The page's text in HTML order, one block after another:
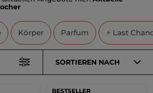
Körper Parfum ⚡ Last
SORTIEREN NACH
BESTSELLER